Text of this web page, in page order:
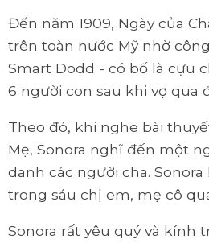
Đến năm 1909, Ngày của
trên toàn nước Mỹ nhờ
Smart Dodd - có bố là cựu
6 người con sau khi vợ qua
Theo đó, khi nghe bài
Mẹ, Sonora nghĩ đến một
danh các người cha.
trong sáu chị em, mẹ cô
Sonora rất yêu quý và kính